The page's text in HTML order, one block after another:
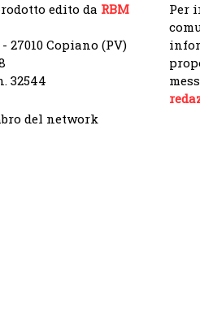
edito da RBM
27010 Copiano (PV)
32544
del network
Per